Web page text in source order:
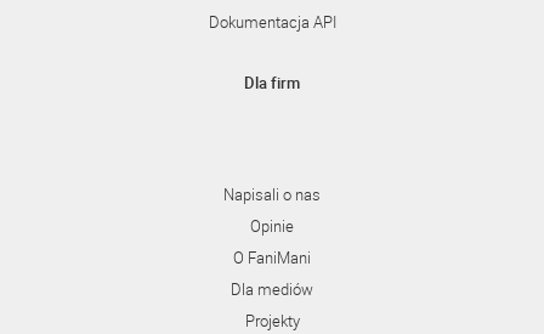
Dokumentacja API
Dla firm
Napisali o nas
Opinie
O FaniMani
Dla mediów
Projekty